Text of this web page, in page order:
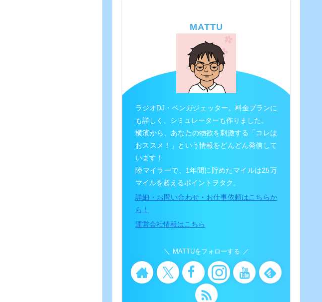
MATTU
ラジオDJ・ペンガジェッター。料金プランに
も詳しく、シミュレーターも作りました。
横濱から、あなたの物欲を刺激する「コレは
おススメ！」という情報をどんどん発信して
います！
陸マイラーで、1年間に貯めたマイルは25万
マイルを超えるポイントヲタク。
詳細・お問い合わせ・お仕事依頼はこちらか
ら！
運営会社情報はこちら
MATTUをフォローする